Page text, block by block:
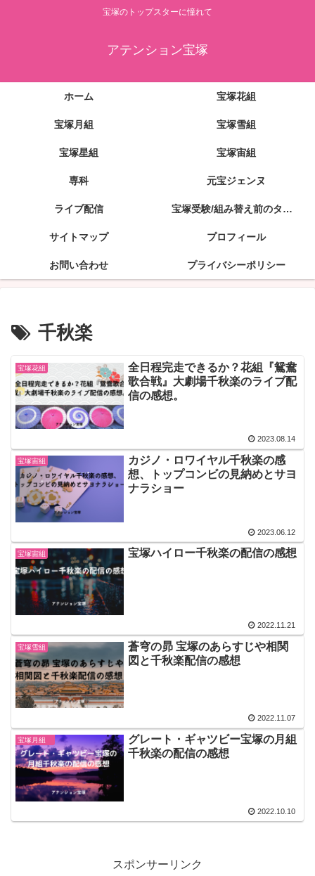
宝塚のトップスターに憧れて
アテンション宝塚
ホーム 宝塚花組
宝塚月組 宝塚雪組
宝塚星組 宝塚宙組
専科 元宝ジェンヌ
ライブ配信 宝塚受験/組み替え前のタカラジェンヌ
サイトマップ プロフィール
お問い合わせ プライバシーポリシー
千秋楽
宝塚花組
全日程完走できるか？花組『鴛鴦
歌合戦』大劇場千秋楽のライブ配
信の感想。
2023.08.14
宝塚宙組
カジノ・ロワイヤル千秋楽の感
想、トップコンビの見納めとサヨ
ナラショー
2023.06.12
宝塚宙組 宝塚ハイロー千秋楽の配信の感想
2022.11.21
宝塚雪組
蒼穹の昴 宝塚のあらすじや相関
図と千秋楽配信の感想
2022.11.07
宝塚月組
グレート・ギャツビー宝塚の月組
千秋楽の配信の感想
2022.10.10
スポンサーリンク